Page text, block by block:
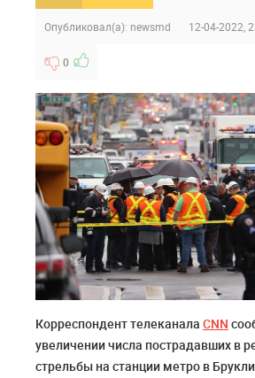
Опубликовал(а): newsmd 12-04-2022,
0
Корреспондент телеканала CNN
увеличении числа пострадавших в
стрельбы на станции метро в